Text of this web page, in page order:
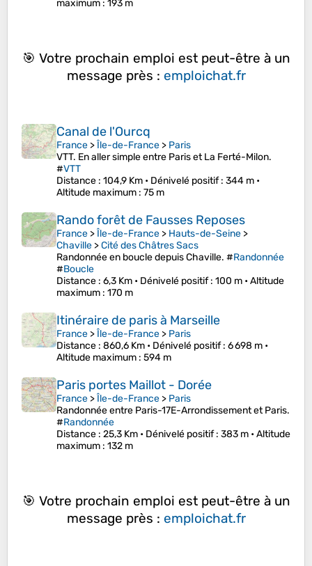
maximum : 193 m
🎯 Votre prochain emploi est peut-être à un
message près : emploichat.fr
Canal de l'Ourcq
France >Île-de-France > Paris
VTT. En aller simple entre Paris et La Ferté-Milon.
#VTT
Distance : 104,9 Km • Dénivelé positif: 344 m •
Altitude maximum : 75 m
Rando forêt de Fausses Reposes
France >Île-de-France > Hauts-de-Seine >
Chaville >Cité des Châtres Sacs
Randonnée en boucle depuis Chaville. #Randonnée
#Boucle
Distance : 6,3 Km • Dénivelé positif: 100 m •Altitude
maximum : 170 m
Itinéraire de paris à Marseille
France >Île-de-France > Paris
Distance : 860,6 Km • Dénivelé positif: 6 698 m •
Altitude maximum : 594 m
Paris portes Maillot - Dorée
France >Île-de-France > Paris
Randonnée entre Paris-17E-Arrondissement et Paris.
#Randonnée
Distance : 25,3 Km • Dénivelé positif: 383 m •Altitude
maximum : 132 m
🎯 Votre prochain emploi est peut-être à un
message près : emploichat.fr